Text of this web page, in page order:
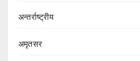
अन्तर्राष्ट्रीय
अमृतसर